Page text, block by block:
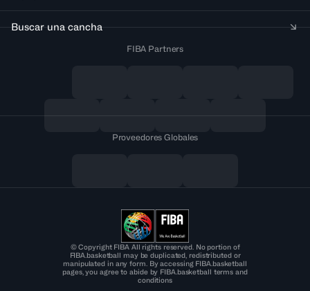
Buscar una cancha
FIBA Partners
Proveedores Globales
© Copyright FIBA All rights reserved. No portion of
FIBA.basketball may be duplicated, redistributed or
manipulated in any form. By accessing FIBA.basketball
pages, you agree to abide by FIBA.basketball terms and
conditions